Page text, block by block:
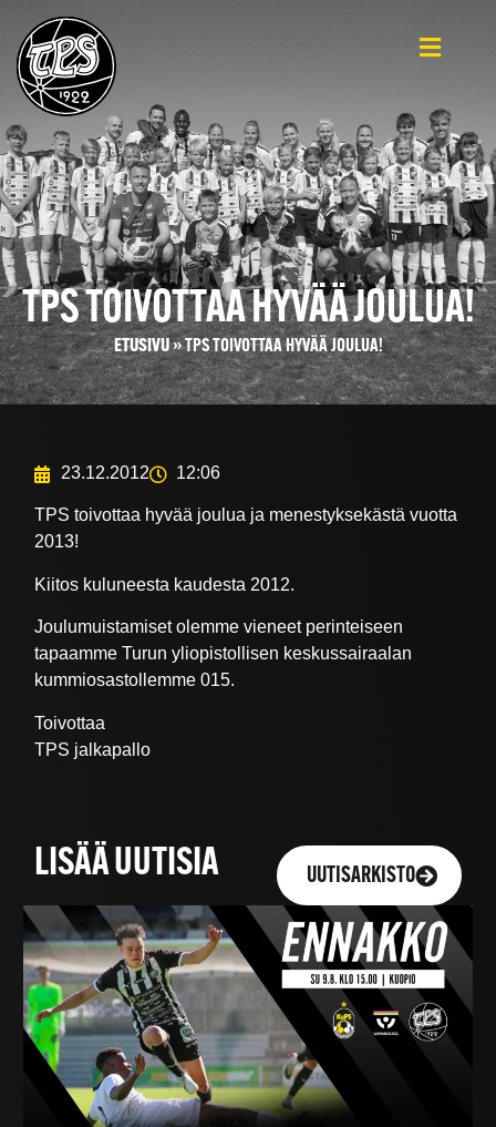
TPS TOIVOTTAA HYVÄÄ JOULUA!
ETUSIVU»TPS TOIVOTTAA HYVÄÄ JOULUA!
23.12.2012 12:06
TPS toivottaa hyvää joulua ja menestyksekästä vuotta
2013!
Kiitos kuluneesta kaudesta 2012.
Joulumuistamiset olemme vieneet perinteiseen
tapaamme Turun yliopistollisen keskussairaalan
kummiosastollemme 015.
Toivottaa
TPS jalkapallo
LISÄÄ UUTISIA UUTISARKISTO